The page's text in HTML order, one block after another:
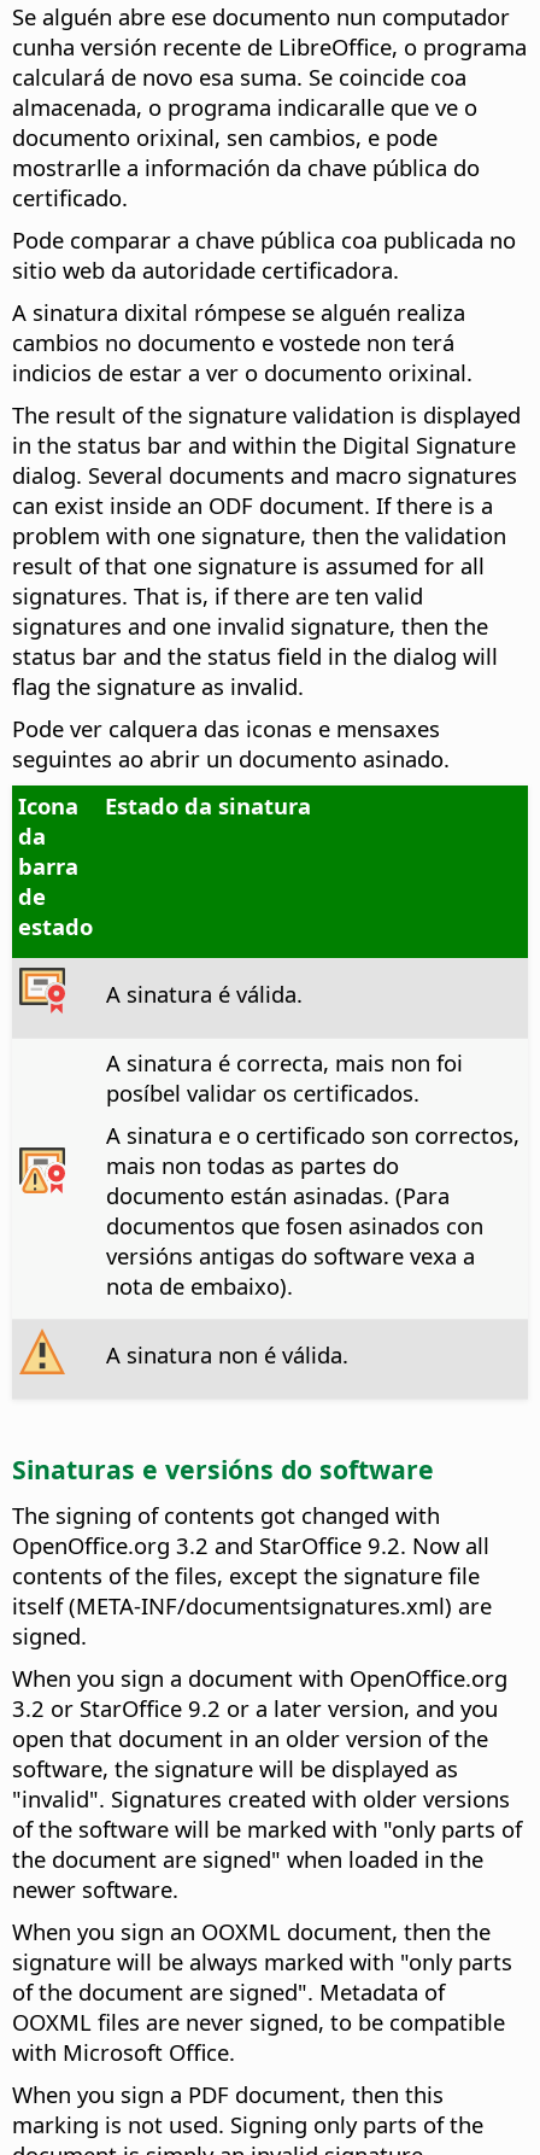
Se alguén abre ese documento nun computador
cunha versión recente de LibreOffice, o programa
calculará de novo esa suma. Se coincide coa
almacenada, o programa indicaralle que ve o
documento orixinal, sen cambios, e pode
mostrarlle a información da chave pública do
certificado.
Pode comparar a chave pública coa publicada no
sitio web da autoridade certificadora.
A sinatura dixital rómpese se alguén realiza
cambios no documento e vostede non terá
indicios de estar a ver o documento orixinal.
The result of the signature validation is displayed
in the status bar and within the Digital Signature
dialog. Several documents and macro signatures
can exist inside an ODF document. If there is a
problem with one signature, then the validation
result of that one signature is assumed for all
signatures. That is, if there are ten valid
signatures and one invalid signature, then the
status bar and the status field in the dialog will
flag the signature as invalid.
Pode ver calquera das iconas e mensaxes
seguintes ao abrir un documento asinado.
Icona
da
barra
de
estado
Estado da sinatura
A sinatura é válida.
A sinatura é correcta, mais non foi
posíbel validar os certificados.
A sinatura e o certificado son correctos,
mais non todas as partes do
documento están asinadas. (Para
documentos que fosen asinados con
versións antigas do software vexa a
nota de embaixo).
A sinatura non é válida.
Sinaturas e versións do software
The signing of contents got changed with
OpenOffice.org 3.2 and StarOffice 9.2. Now all
contents of the files, except the signature file
itself (META-INF/documentsignatures.xml) are
signed.
When you sign a document with OpenOffice.org
3.2 or StarOffice 9.2 or a later version, and you
open that document in an older version of the
software, the signature will be displayed as
"invalid". Signatures created with older versions
of the software will be marked with "only parts of
the document are signed" when loaded in the
newer software.
When you sign an OOXML document, then the
signature will be always marked with "only parts
of the document are signed". Metadata of
OOXML files are never signed, to be compatible
with Microsoft Office.
When you sign a PDF document, then this
marking is not used. Signing only parts of the